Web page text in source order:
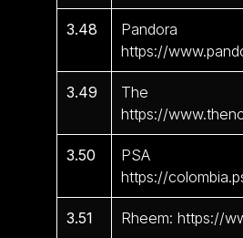
3.48
https://
3.49
The
https://
3.50
PSA
https://
3.51 Rheem: https://